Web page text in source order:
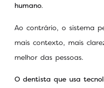
humano.
Ao contrário, o sistema
mais contexto, mais
melhor das pessoas.
O dentista que usa